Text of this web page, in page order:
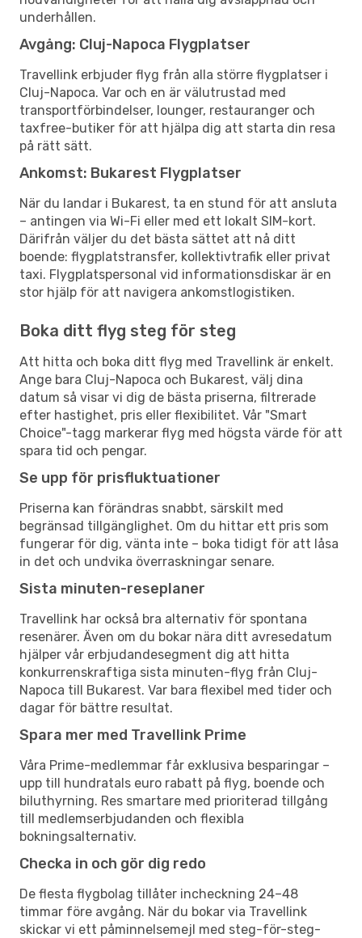
underhållen.
Avgång: Cluj-Napoca Flygplatser
Travellink erbjuder flyg från alla större flygplatser i
Cluj-Napoca. Var och en är välutrustad med
transportförbindelser, lounger, restauranger och
taxfree-butiker för att hjälpa dig att starta din resa
på rätt sätt.
Ankomst: Bukarest Flygplatser
När du landar i Bukarest, ta en stund för att ansluta
– antingen via Wi-Fi eller med ett lokalt SIM-kort.
Därifrån väljer du det bästa sättet att nå ditt
boende: flygplatstransfer, kollektivtrafik eller privat
taxi. Flygplatspersonal vid informationsdiskar är en
stor hjälp för att navigera ankomstlogistiken.
Boka ditt flyg steg för steg
Att hitta och boka ditt flyg med Travellink är enkelt.
Ange bara Cluj-Napoca och Bukarest, välj dina
datum så visar vi dig de bästa priserna, filtrerade
efter hastighet, pris eller flexibilitet. Vår "Smart
Choice"-tagg markerar flyg med högsta värde för att
spara tid och pengar.
Se upp för prisfluktuationer
Priserna kan förändras snabbt, särskilt med
begränsad tillgänglighet. Om du hittar ett pris som
fungerar för dig, vänta inte – boka tidigt för att låsa
in det och undvika överraskningar senare.
Sista minuten-reseplaner
Travellink har också bra alternativ för spontana
resenärer. Även om du bokar nära ditt avresedatum
hjälper vår erbjudandesegment dig att hitta
konkurrenskraftiga sista minuten-flyg från Cluj-
Napoca till Bukarest. Var bara flexibel med tider och
dagar för bättre resultat.
Spara mer med Travellink Prime
Våra Prime-medlemmar får exklusiva besparingar –
upp till hundratals euro rabatt på flyg, boende och
biluthyrning. Res smartare med prioriterad tillgång
till medlemserbjudanden och flexibla
bokningsalternativ.
Checka in och gör dig redo
De flesta flygbolag tillåter incheckning 24–48
timmar före avgång. När du bokar via Travellink
skickar vi ett påminnelsemejl med steg-för-steg-